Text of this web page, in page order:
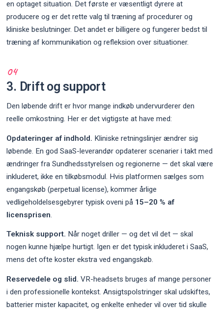
en optaget situation. Det første er væsentligt dyrere at
producere og er det rette valg til træning af procedurer og
kliniske beslutninger. Det andet er billigere og fungerer bedst til
træning af kommunikation og refleksion over situationer.
3. Drift og support
Den løbende drift er hvor mange indkøb undervurderer den
reelle omkostning. Her er det vigtigste at have med:
Opdateringer af indhold. Kliniske retningslinjer ændrer sig
løbende. En god SaaS-leverandør opdaterer scenarier i takt med
ændringer fra Sundhedsstyrelsen og regionerne — det skal være
inkluderet, ikke en tilkøbsmodul. Hvis platformen sælges som
engangskøb (perpetual license), kommer årlige
vedligeholdelsesgebyrer typisk oveni på 15–20 % af
licensprisen.
Teknisk support. Når noget driller — og det vil det — skal
nogen kunne hjælpe hurtigt. Igen er det typisk inkluderet i SaaS,
mens det ofte koster ekstra ved engangskøb.
Reservedele og slid. VR-headsets bruges af mange personer
i den professionelle kontekst. Ansigtspolstringer skal udskiftes,
batterier mister kapacitet, og enkelte enheder vil over tid skulle